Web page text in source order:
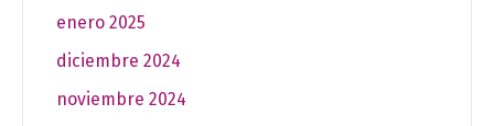
enero 2025
diciembre 2024
noviembre 2024